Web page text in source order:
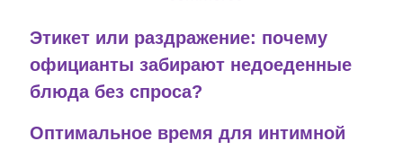
Этикет или раздражение: почему
официанты забирают недоеденные
блюда без спроса?
Оптимальное время для интимной